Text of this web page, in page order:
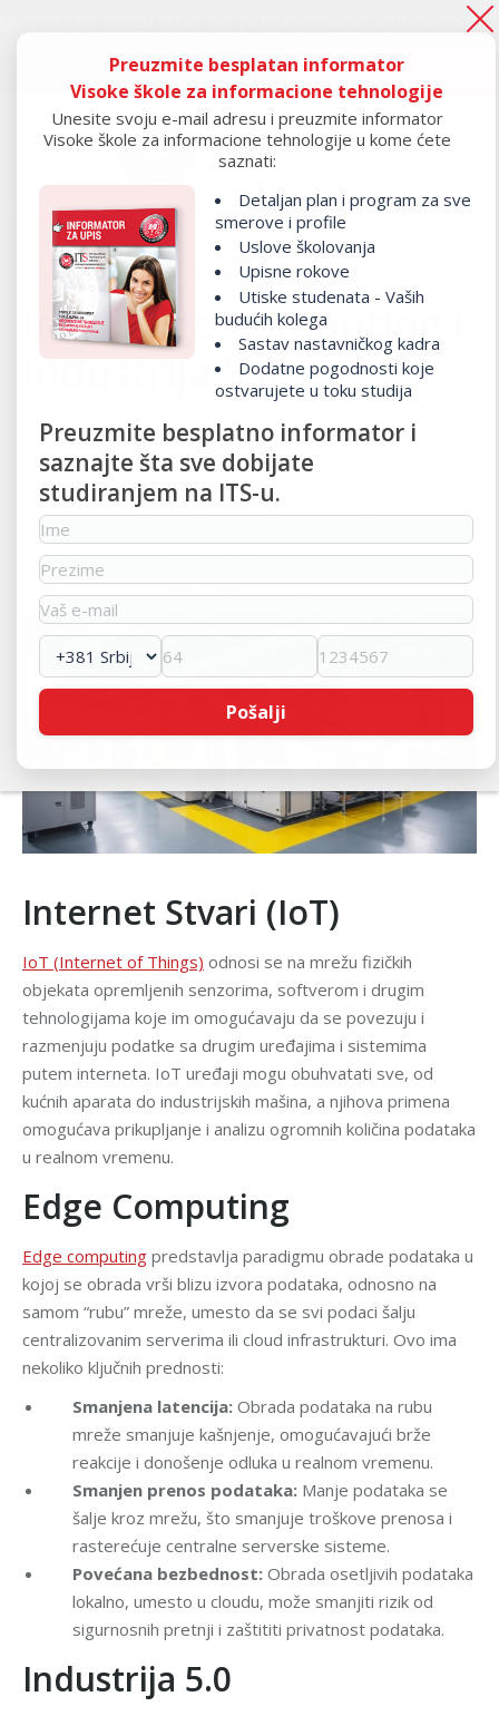
Ako si ostao “ispod crte", to je tek početak.PRIJAVI SE!
Home/Programi/ IoT – Edge Computing i Industrija 5.0
IoT – Edge Computing i
Industrija 5.0
Internet stvari (IoT) iedge computingpredstavljaju
ključne tehnologije koje oblikuju novu industrijsku revoluciju
poznatu kao Industrija 5.0. Ove tehnologije omogućavaju
poboljšanu povezanost, obradu podataka na periferiji
mreže, kao i saradnju između ljudi i pametnih sistema. Cilj
Industrije 5.0 je stvaranje pametnijih, efikasnijih i
humanocentričnih industrijskih procesa.
Internet Stvari (IoT)
IoT (Internet of Things) odnosi se na mrežu fizičkih
objekata opremljenih senzorima, softverom i drugim
tehnologijama koje im omogućavaju da se povezuju i
razmenjuju podatke sa drugim uređajima i sistemima
putem interneta. IoT uređaji mogu obuhvatati sve, od
kućnih aparata do industrijskih mašina, a njihova primena
omogućava prikupljanje i analizu ogromnih količina podataka
u realnom vremenu.
Edge Computing
Edge computing predstavlja paradigmu obrade podataka u
kojoj se obrada vrši blizu izvora podataka, odnosno na
samom “rubu” mreže, umesto da se svi podaci šalju
centralizovanim serverima ili cloud infrastrukturi. Ovo ima
nekoliko ključnih prednosti:
Smanjena latencija: Obrada podataka na rubu
mreže smanjuje kašnjenje, omogućavajući brže
reakcije i donošenje odluka u realnom vremenu.
Smanjen prenos podataka: Manje podataka se
šalje kroz mrežu, što smanjuje troškove prenosa i
rasterećuje centralne serverske sisteme.
Povećana bezbednost: Obrada osetljivih podataka
lokalno, umesto u cloudu, može smanjiti rizik od
sigurnosnih pretnji i zaštititi privatnost podataka.
Industrija 5.0
Preuzmite besplatan informator
Visoke škole za informacione tehnologije
Unesite svoju e-mail adresu i preuzmite informator
Visoke škole za informacione tehnologije u kome ćete
saznati:
Detaljan plan i program za sve
smerove i profile
Uslove školovanja
Upisne rokove
Utiske studenata - Vaših
budućih kolega
Sastav nastavničkog kadra
Dodatne pogodnosti koje
ostvarujete u toku studija
Preuzmite besplatno informator i
saznajte šta sve dobijate
studiranjem na ITS-u.